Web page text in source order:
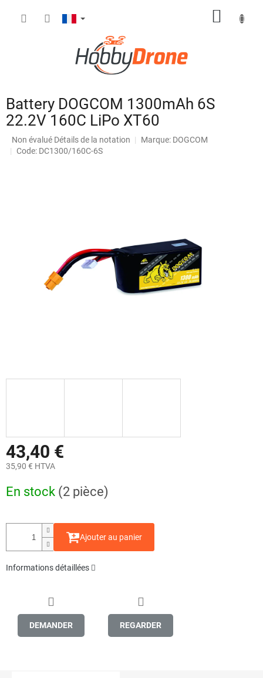
Battery DOGCOM 1300mAh 6S
22.2V 160C LiPo XT60
L'évaluation
moyenne
Non évalué Détails de la notation Marque: DOGCOM
Code: DC1300/160C-6S
43,40 €
35,90 € HTVA
de
En stock (2 pièce)
Ajouter au panier
Informations détaillées
DEMANDER REGARDER